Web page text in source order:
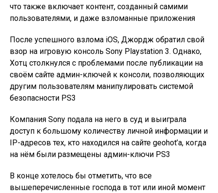
что также включает контент, созданный самими
пользователями, и даже взломанные приложения
После успешного взлома iOS, Джордж обратил свой
взор на игровую консоль Sony Playstation 3. Однако,
Хотц столкнулся с проблемами после публикации на
своём сайте админ-ключей к консоли, позволяющих
другим пользователям манипулировать системой
безопасности PS3
Компания Sony подала на него в суд и выиграла
доступ к большому количеству личной информации и
IP-адресов тех, кто находился на сайте geohot’a, когда
на нём были размещены админ-ключи PS3
В конце хотелось бы отметить, что все
вышеперечисленные господа в тот или иной момент